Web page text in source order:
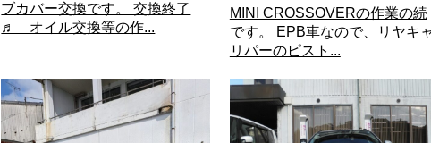
ブカバー交換です。 交換終了
♬ オイル交換等の作...
MINI CROSSOVERの作業の続
です。 EPB車なので、リヤキ
リパーのピスト...